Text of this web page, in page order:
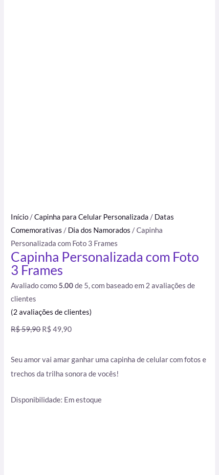
Início /Capinha para Celular Personalizada / Datas
Comemorativas / Dia dos Namorados / Capinha
Personalizada com Foto 3 Frames
Capinha Personalizada com Foto
3 Frames
Avaliado como5.00de 5, com baseado em2 avaliações de
clientes
(2 avaliações de clientes)
R$59,90 R$ 49,90
Seu amor vai amar ganhar uma capinha de celular com fotos e
trechos da trilha sonora de vocês!
Disponibilidade: Em estoque